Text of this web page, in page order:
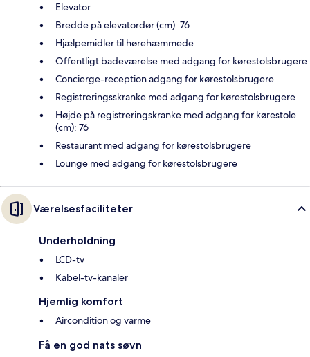
Elevator
Bredde på elevatordør (cm): 76
Hjælpemidler til hørehæmmede
Offentligt badeværelse med adgang for kørestolsbrugere
Concierge-reception adgang for kørestolsbrugere
Registreringsskranke med adgang for kørestolsbrugere
Højde på registreringskranke med adgang for kørestole
(cm): 76
Restaurant med adgang for kørestolsbrugere
Lounge med adgang for kørestolsbrugere
Værelsesfaciliteter
Underholdning
LCD-tv
Kabel-tv-kanaler
Hjemlig komfort
Aircondition og varme
Få en god nats søvn